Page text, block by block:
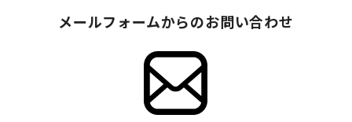
メールフォームからのお問い合わせ